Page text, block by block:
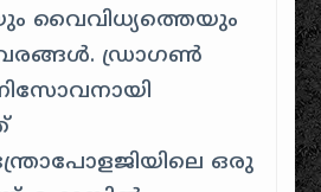
വൈവിധ്യത്തെയും
ഡ്രാഗൺ
ഒരു